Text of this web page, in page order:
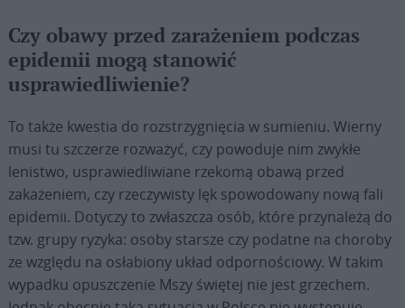
Czy obawy przed zarażeniem podczas
epidemii mogą stanowić
usprawiedliwienie?
To także kwestia do rozstrzygnięcia w sumieniu. Wierny
musi tu szczerze rozważyć, czy powoduje nim zwykłe
lenistwo, usprawiedliwiane rzekomą obawą przed
zakażeniem, czy rzeczywisty lęk spowodowany nową fali
epidemii. Dotyczy to zwłaszcza osób, które przynależą do
tzw. grupy ryzyka: osoby starsze czy podatne na choroby
ze względu na osłabiony układ odpornościowy. W takim
wypadku opuszczenie Mszy świętej nie jest grzechem.